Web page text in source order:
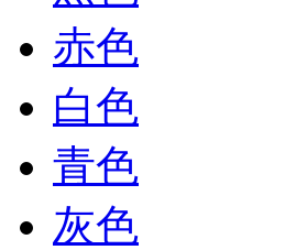
赤色
白色
青色
灰色